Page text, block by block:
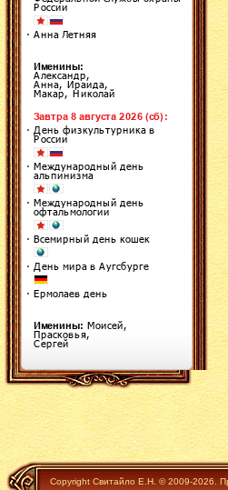
Copyright Свитайло Е.Н. © 2009-2026.